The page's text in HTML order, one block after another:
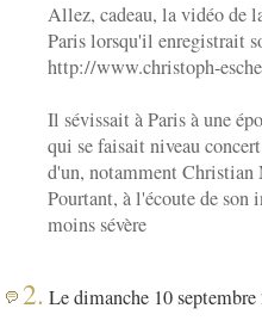
Allez, cadeau, la vidéo de
Paris lorsqu'il enregistrait
http://www.christoph-
Il sévissait à Paris à une
qui se faisait niveau
d'un, notamment
Pourtant, à l'écoute de son
moins sévère
2. Le dimanche 10